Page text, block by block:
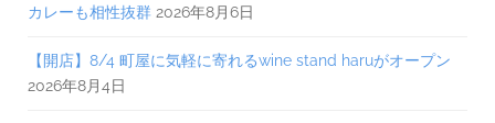
カレーも相性抜群 2026年8月6日
【開店】8/4 町屋に気軽に寄れるwine stand haruがオープン
2026年8月4日